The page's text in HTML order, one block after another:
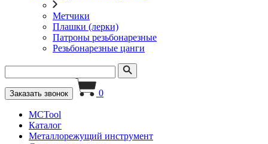
Метчики
Плашки (лерки)
Патроны резьбонарезные
Резьбонарезные цанги
Заказать звонок 0
MCTool
Каталог
Металлорежущий инструмент